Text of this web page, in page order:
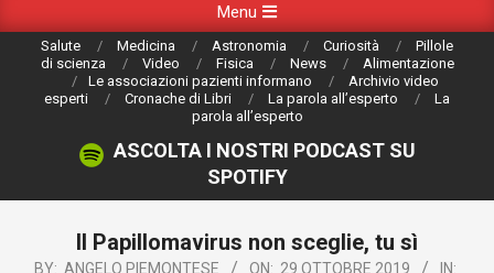
Navigation
Menu
Salute Medicina Astronomia Curiosità
Pillole
di scienza
Video Fisica News
Alimentazione
Le associazioni pazienti informano
Archivio video
esperti
Cronache di Libri La parola all’esperto
La
parola all’esperto
ASCOLTA I NOSTRI PODCAST SU
SPOTIFY
Il Papillomavirus non sceglie, tu sì
BY: ANGELO PIEMONTESE ON: 29 OTTOBRE 2019
IN: